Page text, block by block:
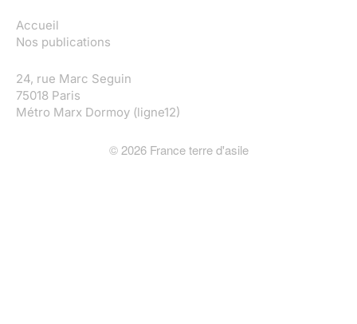
Accueil
Nos publications
24, rue Marc Seguin
75018 Paris
Métro Marx Dormoy (ligne12)
© 2026France terre d'asile